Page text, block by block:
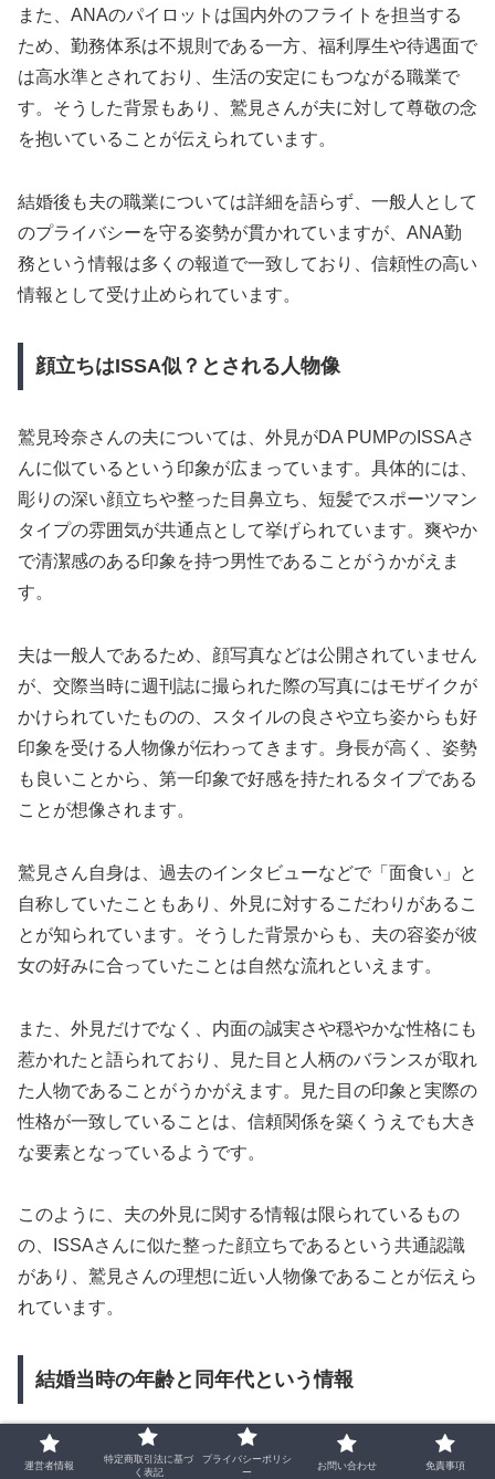
また、ANAのパイロットは国内外のフライトを担当する
ため、勤務体系は不規則である一方、福利厚生や待遇面で
は高水準とされており、生活の安定にもつながる職業で
す。そうした背景もあり、鷲見さんが夫に対して尊敬の念
を抱いていることが伝えられています。
結婚後も夫の職業については詳細を語らず、一般人として
のプライバシーを守る姿勢が貫かれていますが、ANA勤
務という情報は多くの報道で一致しており、信頼性の高い
情報として受け止められています。
顔立ちはISSA似？とされる人物像
鷲見玲奈さんの夫については、外見がDA PUMPのISSAさ
んに似ているという印象が広まっています。具体的には、
彫りの深い顔立ちや整った目鼻立ち、短髪でスポーツマン
タイプの雰囲気が共通点として挙げられています。爽やか
で清潔感のある印象を持つ男性であることがうかがえま
す。
夫は一般人であるため、顔写真などは公開されていません
が、交際当時に週刊誌に撮られた際の写真にはモザイクが
かけられていたものの、スタイルの良さや立ち姿からも好
印象を受ける人物像が伝わってきます。身長が高く、姿勢
も良いことから、第一印象で好感を持たれるタイプである
ことが想像されます。
鷲見さん自身は、過去のインタビューなどで「面食い」と
自称していたこともあり、外見に対するこだわりがあるこ
とが知られています。そうした背景からも、夫の容姿が彼
女の好みに合っていたことは自然な流れといえます。
また、外見だけでなく、内面の誠実さや穏やかな性格にも
惹かれたと語られており、見た目と人柄のバランスが取れ
た人物であることがうかがえます。見た目の印象と実際の
性格が一致していることは、信頼関係を築くうえでも大き
な要素となっているようです。
このように、夫の外見に関する情報は限られているもの
の、ISSAさんに似た整った顔立ちであるという共通認識
があり、鷲見さんの理想に近い人物像であることが伝えら
れています。
結婚当時の年齢と同年代という情報
運営者情報
特定商取引法に基づ
く表記
プライバシーポリシ
ー
お問い合わせ 免責事項